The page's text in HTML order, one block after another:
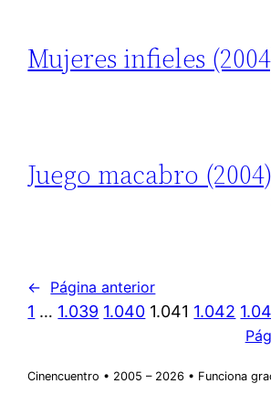
Mujeres infieles
Juego macabro (2004)
← Página anterior
1 … 1.039 1.040 1.041 1.042
Cinencuentro • 2005 – 2026 • Funciona